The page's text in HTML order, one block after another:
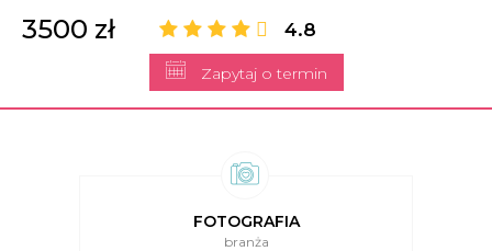
3500 zł 4.8
Zapytaj o termin
FOTOGRAFIA
branża